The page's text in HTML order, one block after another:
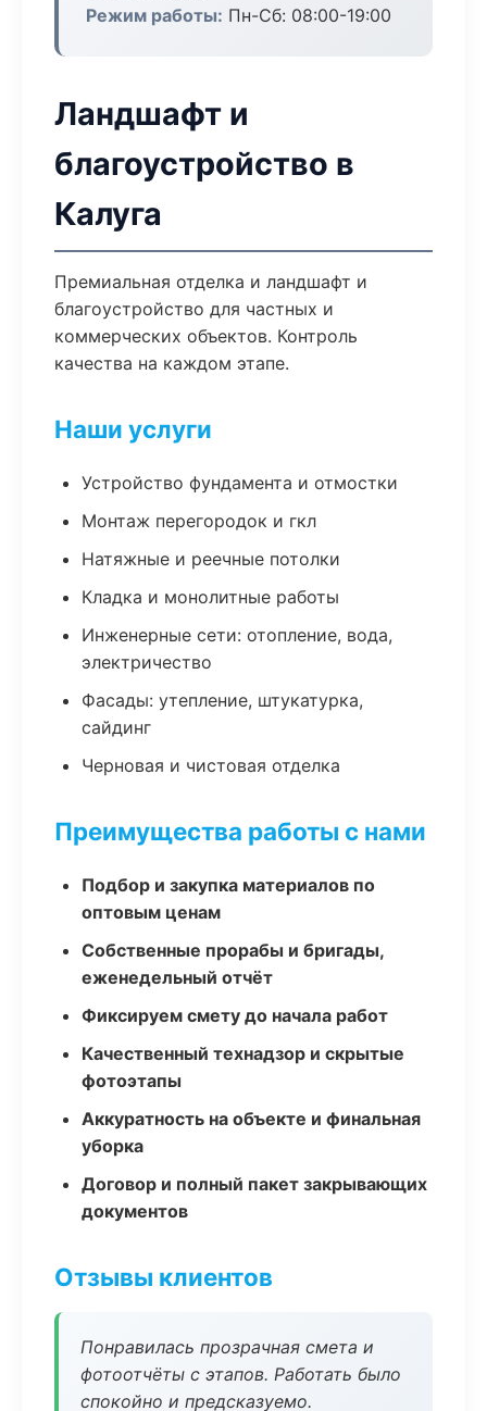
Режим работы: Пн-Сб: 08:00-19:00
Ландшафт и
благоустройство в
Калуга
Премиальная отделка и ландшафт и
благоустройство для частных и
коммерческих объектов. Контроль
качества на каждом этапе.
Наши услуги
Устройство фундамента и отмостки
Монтаж перегородок и гкл
Натяжные и реечные потолки
Кладка и монолитные работы
Инженерные сети: отопление, вода,
электричество
Фасады: утепление, штукатурка,
сайдинг
Черновая и чистовая отделка
Преимущества работы с нами
Подбор и закупка материалов по
оптовым ценам
Собственные прорабы и бригады,
еженедельный отчёт
Фиксируем смету до начала работ
Качественный технадзор и скрытые
фотоэтапы
Аккуратность на объекте и финальная
уборка
Договор и полный пакет закрывающих
документов
Отзывы клиентов
Понравилась прозрачная смета и
фотоотчёты с этапов. Работать было
спокойно и предсказуемо.